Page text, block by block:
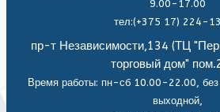
9.00-17.00
тел:(+375 17) 224-
пр-т Независимости,134 (ТЦ
торговый дом"
Время работы: пн-сб 10.00-22.00, без
выходной,